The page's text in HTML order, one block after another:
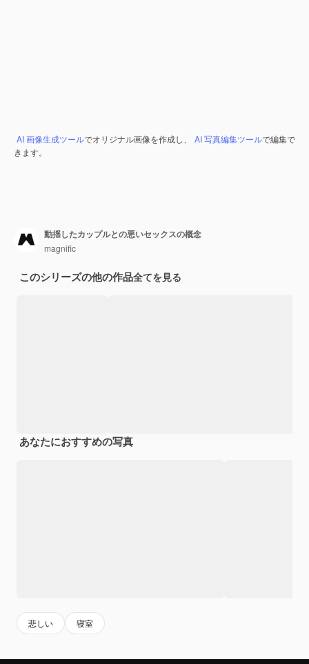
AI 画像生成ツールでオリジナル画像を作成し、 AI 写真編集ツールで編集で
きます。
動揺したカップルとの悪いセックスの概念
magnific
このシリーズの他の作品全てを見る
あなたにおすすめの写真
悲しい 寝室